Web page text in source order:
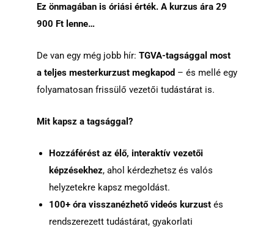
Ez önmagában is óriási érték. A kurzus ára 29
900 Ft lenne…
De van egy még jobb hír: TGVA-tagsággal most
a teljes mesterkurzust megkapod – és mellé egy
folyamatosan frissülő vezetői tudástárat is.
Mit kapsz a tagsággal?
Hozzáférést az élő, interaktív vezetői
képzésekhez, ahol kérdezhetsz és valós
helyzetekre kapsz megoldást.
100+ óra visszanézhető videós kurzust és
rendszerezett tudástárat, gyakorlati